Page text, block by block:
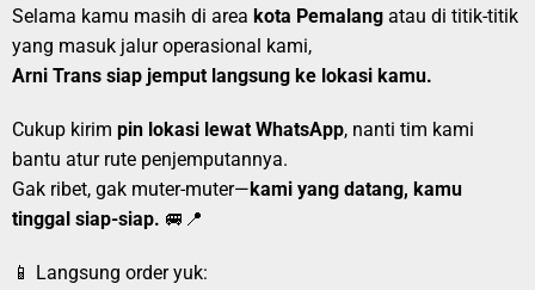
Selama kamu masih di area kota Pemalang atau di titik-titik
yang masuk jalur operasional kami,
Arni Trans siap jemput langsung ke lokasi kamu.
Cukup kirim pin lokasi lewat WhatsApp, nanti tim kami
bantu atur rute penjemputannya.
Gak ribet, gak muter-muter—kami yang datang, kamu
tinggal siap-siap. 🚐📍
📱 Langsung order yuk: